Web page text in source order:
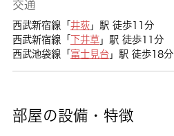
交通
西武新宿線「 井荻」駅 徒歩11分
西武新宿線「 下井草」駅 徒歩11分
西武池袋線「 富士見台」駅 徒歩18分
部屋の設備・特徴